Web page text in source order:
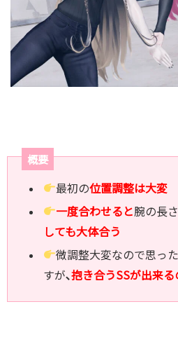
概要
最初の位置調整は大変
一度合わせると腕の長
しても大体合う
微調整大変なので思っ
すが､抱き合うSSが出来